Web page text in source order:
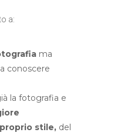
a:
ma
conoscere
la fotografia e
stile, del